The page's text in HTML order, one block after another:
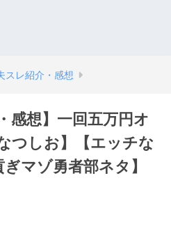
スレ紹介・感想
感想】一回五万円オ
つしお】【エッチな
マゾ勇者部ネタ】